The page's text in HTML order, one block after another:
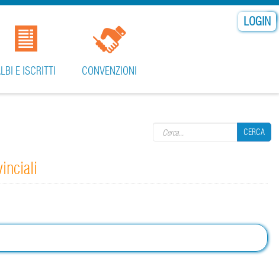
LOGIN
CERCA
E ISCRITTI CONVENZIONI